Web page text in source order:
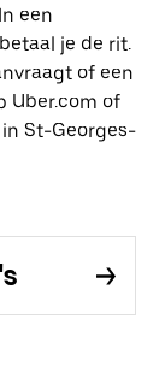
een
je de rit.
of een
Uber.com of
St-Georges-